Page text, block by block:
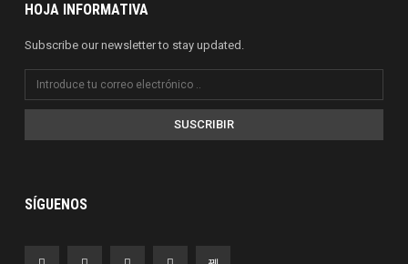
HOJA INFORMATIVA
Subscribe our newsletter to stay updated.
SUSCRIBIR
SÍGUENOS